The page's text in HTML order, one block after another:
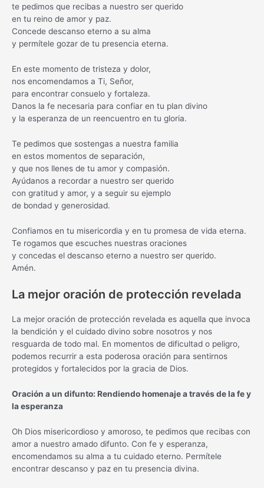
te pedimos que recibas a nuestro ser querido
en tu reino de amor y paz.
Concede descanso eterno a su alma
y permítele gozar de tu presencia eterna.
En este momento de tristeza y dolor,
nos encomendamos a Ti, Señor,
para encontrar consuelo y fortaleza.
Danos la fe necesaria para confiar en tu plan divino
y la esperanza de un reencuentro en tu gloria.
Te pedimos que sostengas a nuestra familia
en estos momentos de separación,
y que nos llenes de tu amor y compasión.
Ayúdanos a recordar a nuestro ser querido
con gratitud y amor, y a seguir su ejemplo
de bondad y generosidad.
Confiamos en tu misericordia y en tu promesa de vida eterna.
Te rogamos que escuches nuestras oraciones
y concedas el descanso eterno a nuestro ser querido.
Amén.
La mejor oración de protección revelada
La mejor oración de protección revelada es aquella que invoca
la bendición y el cuidado divino sobre nosotros y nos
resguarda de todo mal. En momentos de dificultad o peligro,
podemos recurrir a esta poderosa oración para sentirnos
protegidos y fortalecidos por la gracia de Dios.
Oración a un difunto: Rendiendo homenaje a través de la fe y
la esperanza
Oh Dios misericordioso y amoroso, te pedimos que recibas con
amor a nuestro amado difunto. Con fe y esperanza,
encomendamos su alma a tu cuidado eterno. Permítele
encontrar descanso y paz en tu presencia divina.